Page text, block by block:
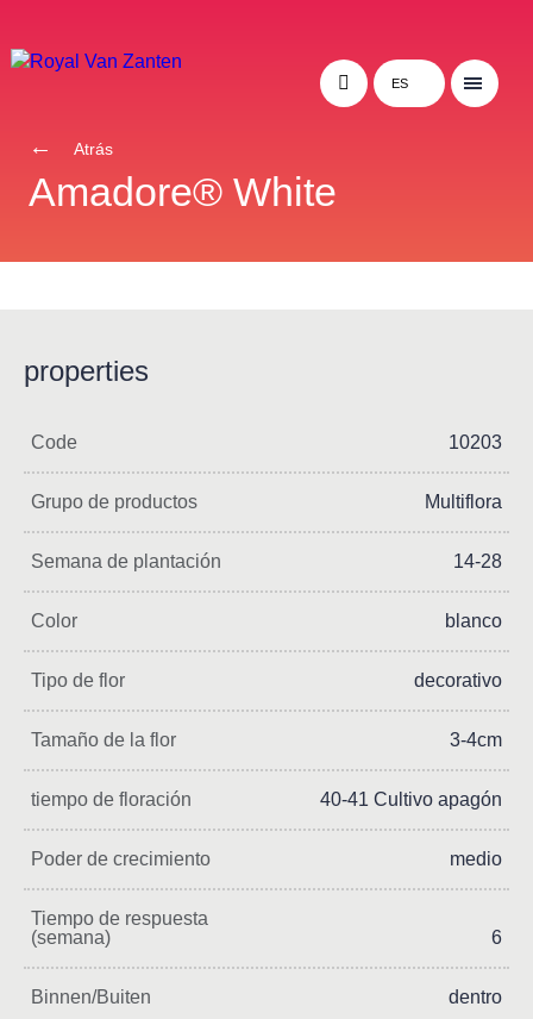
ES
Atrás
Amadore® White
properties
Code 10203
Grupo de productos Multiflora
Semana de plantación 14-28
Color blanco
Tipo de flor decorativo
Tamaño de la flor 3-4cm
tiempo de floración 40-41 Cultivo apagón
Poder de crecimiento medio
Tiempo de respuesta
(semana)
6
Binnen/Buiten dentro